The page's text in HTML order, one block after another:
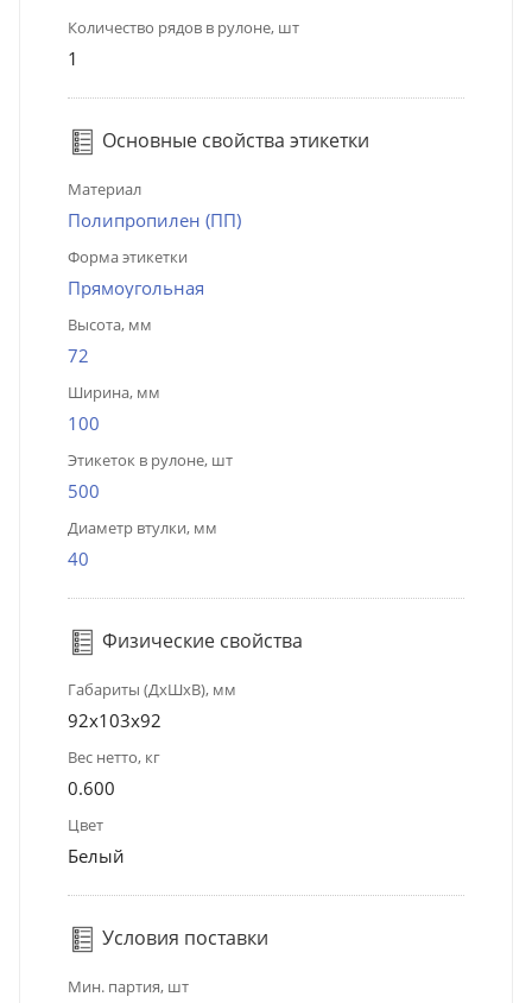
Количество рядов в рулоне, шт
1
Основные свойства этикетки
Материал
Полипропилен (ПП)
Форма этикетки
Прямоугольная
Высота, мм
72
Ширина, мм
100
Этикеток в рулоне, шт
500
Диаметр втулки, мм
40
Физические свойства
Габариты (ДхШхВ), мм
92x103x92
Вес нетто, кг
0.600
Цвет
Белый
Условия поставки
Мин. партия, шт